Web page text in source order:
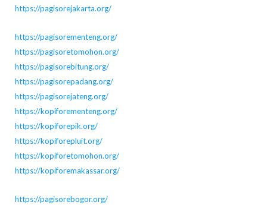
https://pagisorejakarta.org/
https://pagisorementeng.org/
https://pagisoretomohon.org/
https://pagisorebitung.org/
https://pagisorepadang.org/
https://pagisorejateng.org/
https://kopiforementeng.org/
https://kopiforepik.org/
https://kopiforepluit.org/
https://kopiforetomohon.org/
https://kopiforemakassar.org/
https://pagisorebogor.org/